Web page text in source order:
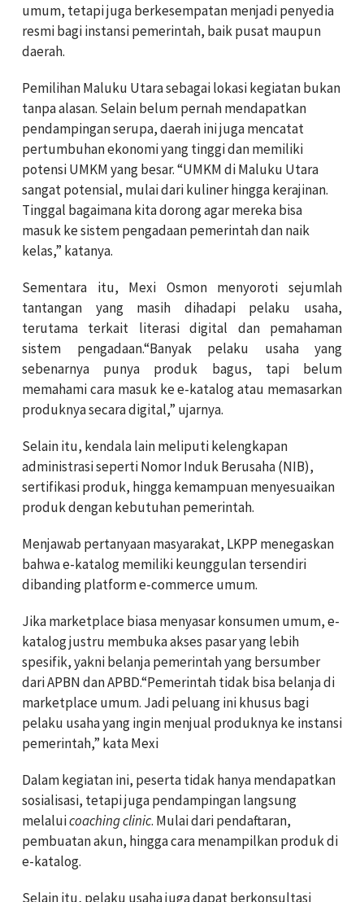
umum, tetapi juga berkesempatan menjadi penyedia
resmi bagi instansi pemerintah, baik pusat maupun
daerah.
Pemilihan Maluku Utara sebagai lokasi kegiatan bukan
tanpa alasan. Selain belum pernah mendapatkan
pendampingan serupa, daerah ini juga mencatat
pertumbuhan ekonomi yang tinggi dan memiliki
potensi UMKM yang besar. “UMKM di Maluku Utara
sangat potensial, mulai dari kuliner hingga kerajinan.
Tinggal bagaimana kita dorong agar mereka bisa
masuk ke sistem pengadaan pemerintah dan naik
kelas,” katanya.
Sementara itu, Mexi Osmon menyoroti sejumlah
tantangan yang masih dihadapi pelaku usaha,
terutama terkait literasi digital dan pemahaman
sistem pengadaan.“Banyak pelaku usaha yang
sebenarnya punya produk bagus, tapi belum
memahami cara masuk ke e-katalog atau memasarkan
produknya secara digital,” ujarnya.
Selain itu, kendala lain meliputi kelengkapan
administrasi seperti Nomor Induk Berusaha (NIB),
sertifikasi produk, hingga kemampuan menyesuaikan
produk dengan kebutuhan pemerintah.
Menjawab pertanyaan masyarakat, LKPP menegaskan
bahwa e-katalog memiliki keunggulan tersendiri
dibanding platform e-commerce umum.
Jika marketplace biasa menyasar konsumen umum, e-
katalog justru membuka akses pasar yang lebih
spesifik, yakni belanja pemerintah yang bersumber
dari APBN dan APBD.“Pemerintah tidak bisa belanja di
marketplace umum. Jadi peluang ini khusus bagi
pelaku usaha yang ingin menjual produknya ke instansi
pemerintah,” kata Mexi
Dalam kegiatan ini, peserta tidak hanya mendapatkan
sosialisasi, tetapi juga pendampingan langsung
melaluicoaching clinic. Mulai dari pendaftaran,
pembuatan akun, hingga cara menampilkan produk di
e-katalog.
Selain itu, pelaku usaha juga dapat berkonsultasi